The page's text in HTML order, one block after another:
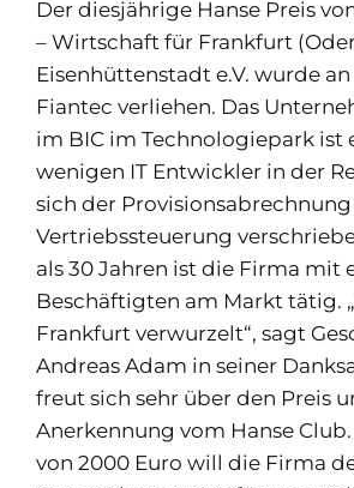
Der diesjährige Hanse Preis
– Wirtschaft für Frankfurt
Eisenhüttenstadt e.V. wurde
Fiantec verliehen. Das
im BIC im Technologiepark ist
wenigen IT Entwickler in der
sich der
Vertriebssteuerung
als 30 Jahren ist die Firma mit
Beschäftigten am Markt tätig.
Frankfurt verwurzelt“, sagt
Andreas Adam in seiner
freut sich sehr über den Preis
Anerkennung vom Hanse
von 2000 Euro will die Firma